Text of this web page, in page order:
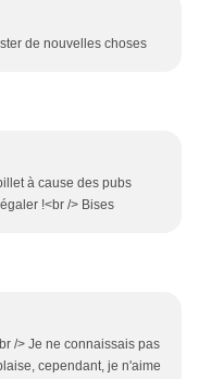
de nouvelles choses
à cause des pubs
!<br /> Bises
/> Je ne connaissais pas
cependant, je n'aime